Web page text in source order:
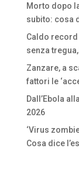
Morto dopo
subito: cosa
Caldo record
senza
Zanzare, a
fattori le
Dall’Ebola
2026
‘Virus
Cosa dice